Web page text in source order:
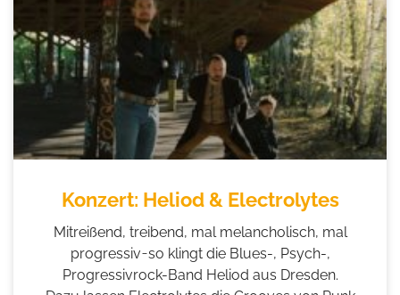
Konzert: Heliod & Electrolytes
Mitreißend, treibend, mal melancholisch, mal
progressiv ̵ so klingt die Blues-, Psych-,
Progressivrock-Band Heliod aus Dresden.